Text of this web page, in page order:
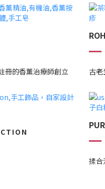
冊的香薰治療師創立 古
揉合